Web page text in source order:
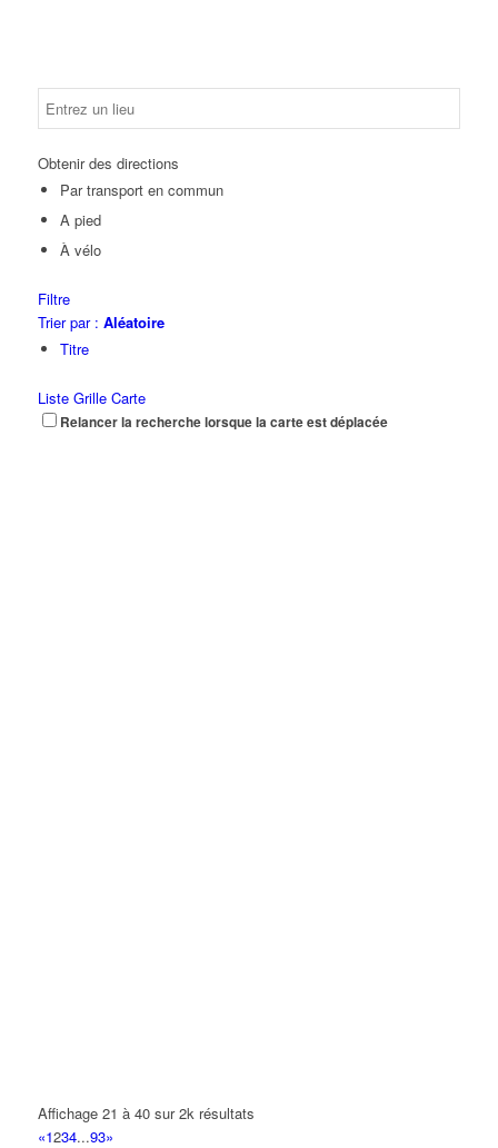
Obtenir des directions
Par transport en commun
A pied
À vélo
Filtre
Trier par : Aléatoire
Titre
Liste Grille Carte
Relancer la recherche lorsque la carte est déplacée
Affichage 21 à 40 sur 2k résultats
«1234...93»